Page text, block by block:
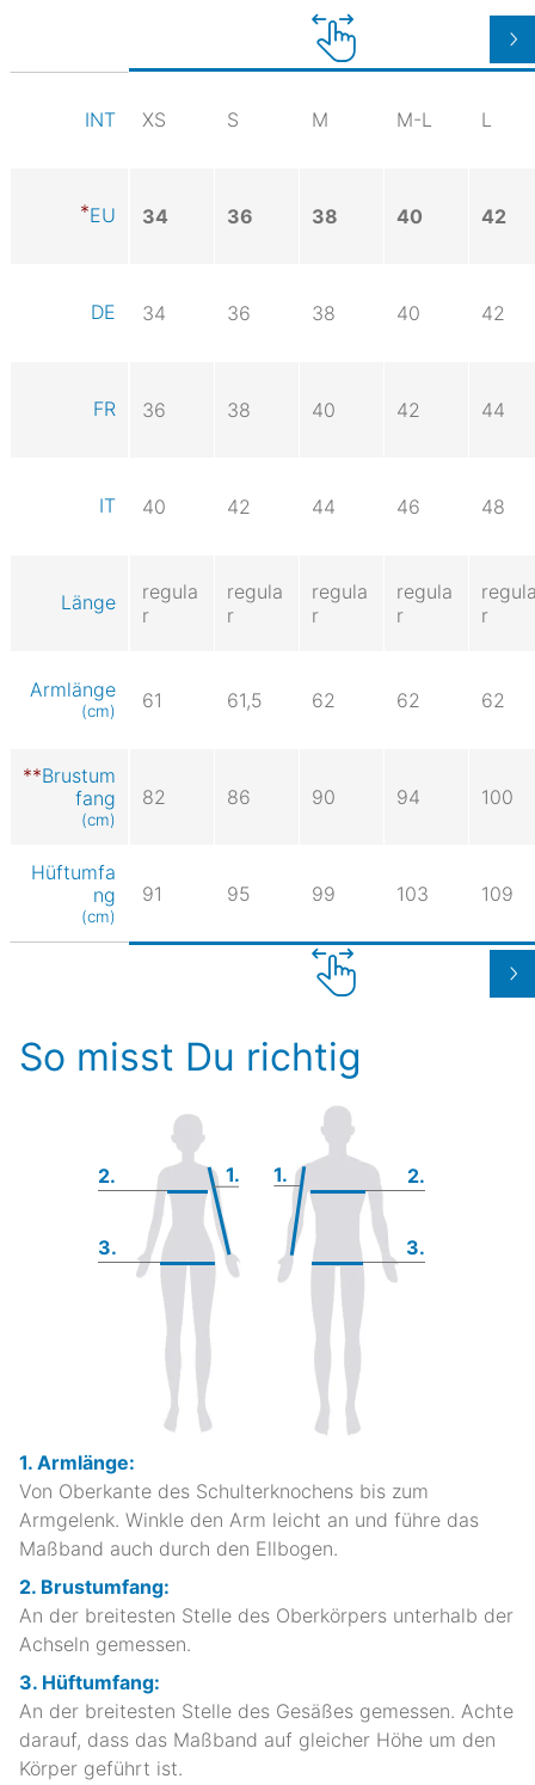
INT XS S M M-L L
EU 34 36 38 40 42
DE 34 36 38 40 42
FR 36 38 40 42 44
IT 40 42 44 46 48
Länge
regula
r
regula
r
regula
r
regula
r
r
Armlänge
(cm) 61 61,5 62 62 62
Brustum
fang
(cm)
82 86 90 94 100
Hüftumfa
ng
(cm)
91 95 99 103 109
So misst Du richtig
1. 1.
2. 2.
3. 3.
1. Armlänge:
Von Oberkante des Schulterknochens bis zum
Armgelenk. Winkle den Arm leicht an und führe das
Maßband auch durch den Ellbogen.
2. Brustumfang:
An der breitesten Stelle des Oberkörpers unterhalb der
Achseln gemessen.
3. Hüftumfang:
An der breitesten Stelle des Gesäßes gemessen. Achte
darauf, dass das Maßband auf gleicher Höhe um den
Körper geführt ist.